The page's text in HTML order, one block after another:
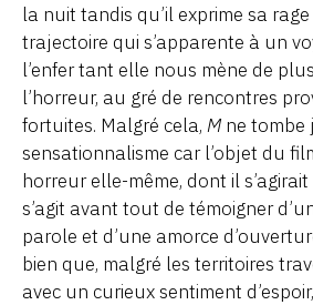
la nuit tandis qu’il exprime sa
trajectoire qui s’apparente à un
l’enfer tant elle nous mène de
l’horreur, au gré de rencontres
fortuites. Malgré cela, M ne tombe
sensationnalisme car l’objet du
horreur elle-même, dont il
s’agit avant tout de témoigner
parole et d’une amorce
bien que, malgré les territoires
avec un curieux sentiment